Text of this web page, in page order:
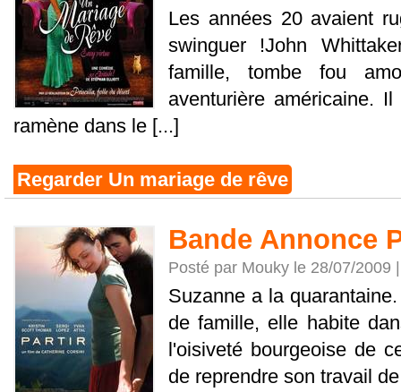
Les années 20 avaient
swinguer !John
famille, tombe fou
aventurière américaine.
ramène dans le [...]
Regarder Un mariage de rêve
Bande Annonce
Posté par Mouky le 28/07/2009
Suzanne a la
de famille, elle habite
l'oisiveté bourgeoise de
de reprendre son travail